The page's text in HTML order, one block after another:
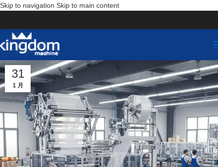
Skip to navigation Skip to main content
31
1 月